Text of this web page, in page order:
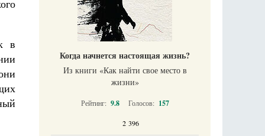
в
Когда начнется настоящая жизнь?
Из книги «Как найти свое место в
жизни​»
Рейтинг: 9.8 Голосов: 157
2 396